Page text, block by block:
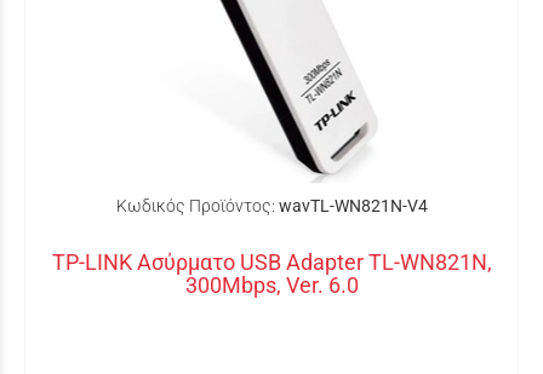
Κωδικός Προϊόντος: wavTL-WN821N-V4
TP-LINK Ασύρματο USB Adapter TL-WN821N,
300Mbps, Ver. 6.0